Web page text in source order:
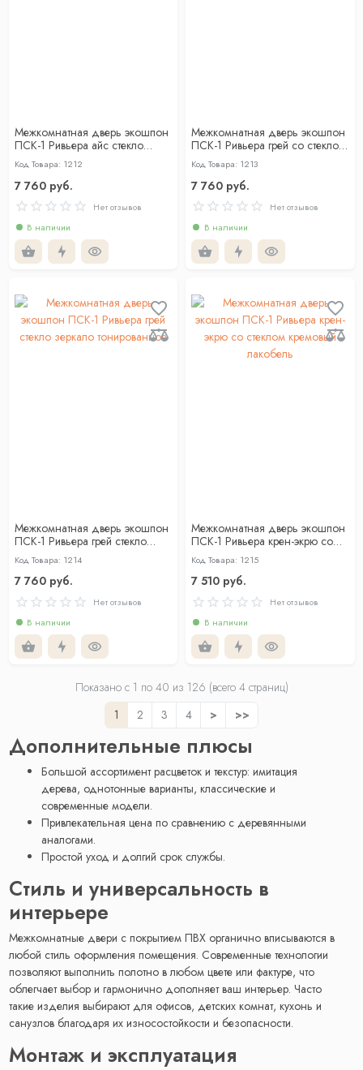
Межкомнатная дверь экошпон
ПСК-1 Ривьера айс стекло
зеркало тонированное
Код Товара: 1212
7 760 руб.
Нет отзывов
В наличии
Межкомнатная дверь экошпон
ПСК-1 Ривьера грей со стеклом
серый лакобель
Код Товара: 1213
7 760 руб.
Нет отзывов
В наличии
Межкомнатная дверь экошпон
ПСК-1 Ривьера грей стекло
зеркало тонированное
Код Товара: 1214
7 760 руб.
Нет отзывов
В наличии
Межкомнатная дверь экошпон
ПСК-1 Ривьера крен-экрю со
стеклом кремовый лакобель
Код Товара: 1215
7 510 руб.
Нет отзывов
В наличии
Показано с 1 по 40 из 126 (всего 4 страниц)
1
2 3 4 > >>
Дополнительные плюсы
Большой ассортимент расцветок и текстур: имитация
дерева, однотонные варианты, классические и
современные модели.
Привлекательная цена по сравнению с деревянными
аналогами.
Простой уход и долгий срок службы.
Стиль и универсальность в
интерьере
Межкомнатные двери с покрытием ПВХ органично вписываются в
любой стиль оформления помещения. Современные технологии
позволяют выполнить полотно в любом цвете или фактуре, что
облегчает выбор и гармонично дополняет ваш интерьер. Часто
такие изделия выбирают для офисов, детских комнат, кухонь и
санузлов благодаря их износостойкости и безопасности.
Монтаж и эксплуатация